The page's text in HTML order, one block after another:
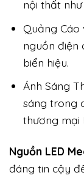
nội thất
Quảng Cáo
nguồn điện
biển hiệu.
Ánh Sáng
sáng trong
thương mại
Nguồn LED
đáng tin cậy